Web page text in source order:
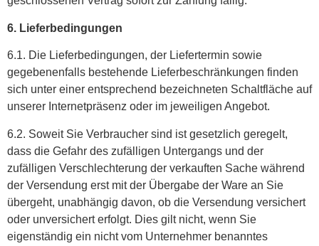
6. Lieferbedingungen
6.1. Die Lieferbedingungen, der Liefertermin sowie
gegebenenfalls bestehende Lieferbeschränkungen finden
sich unter einer entsprechend bezeichneten Schaltfläche auf
unserer Internetpräsenz oder im jeweiligen Angebot.
6.2. Soweit Sie Verbraucher sind ist gesetzlich geregelt,
dass die Gefahr des zufälligen Untergangs und der
zufälligen Verschlechterung der verkauften Sache während
der Versendung erst mit der Übergabe der Ware an Sie
übergeht, unabhängig davon, ob die Versendung versichert
oder unversichert erfolgt. Dies gilt nicht, wenn Sie
eigenständig ein nicht vom Unternehmer benanntes